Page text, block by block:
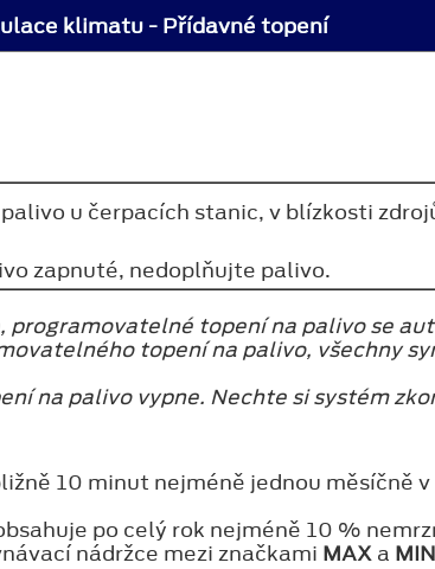
klimatu - Přídavné topení
u čerpacích stanic, v blízkosti
zapnuté, nedoplňujte palivo.
topení na palivo se
topení na palivo, všechny
na palivo vypne. Nechte si systém
10 minut nejméně jednou měsíčně
po celý rok nejméně 10 %
nádržce mezi značkami MAX a MIN